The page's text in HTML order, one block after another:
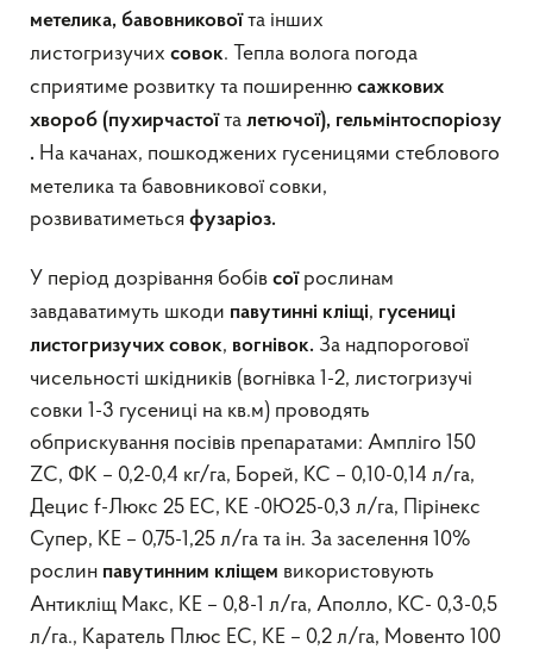
метелика, бавовниковоїта інших
листогризучих совок. Тепла волога погода
сприятиме розвитку та поширенню сажкових
хвороб (пухирчастоїта летючої), гельмінтоспоріозу
. На качанах, пошкоджених гусеницями стеблового
метелика та бавовникової совки,
розвиватиметься фузаріоз.
У період дозрівання бобів соїрослинам
завдаватимуть шкоди павутинні кліщі, гусениці
листогризучих совок, вогнівок. За надпорогової
чисельності шкідників (вогнівка 1-2, листогризучі
совки 1-3 гусениці на кв.м) проводять
обприскування посівів препаратами: Ампліго 150
ZC, ФК – 0,2-0,4 кг/га, Борей, КС – 0,10-0,14 л/га,
Децис f-Люкс 25 ЕС, КЕ -0Ю25-0,3 л/га, Пірінекс
Супер, КЕ – 0,75-1,25 л/га та ін. За заселення 10%
рослин павутинним кліщем використовують
Антикліщ Макс, КЕ – 0,8-1 л/га, Аполло, КС- 0,3-0,5
л/га., Каратель Плюс ЕС, КЕ – 0,2 л/га, Мовенто 100